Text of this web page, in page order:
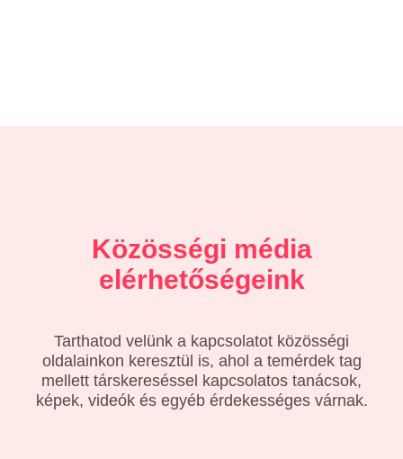
Közösségi média
elérhetőségeink
Tarthatod velünk a kapcsolatot közösségi
oldalainkon keresztül is, ahol a temérdek tag
mellett társkereséssel kapcsolatos tanácsok,
képek, videók és egyéb érdekességes várnak.